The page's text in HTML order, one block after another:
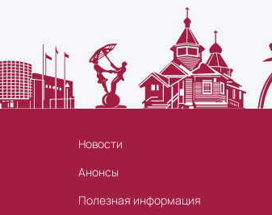
Новости
Анонсы
Полезная информация